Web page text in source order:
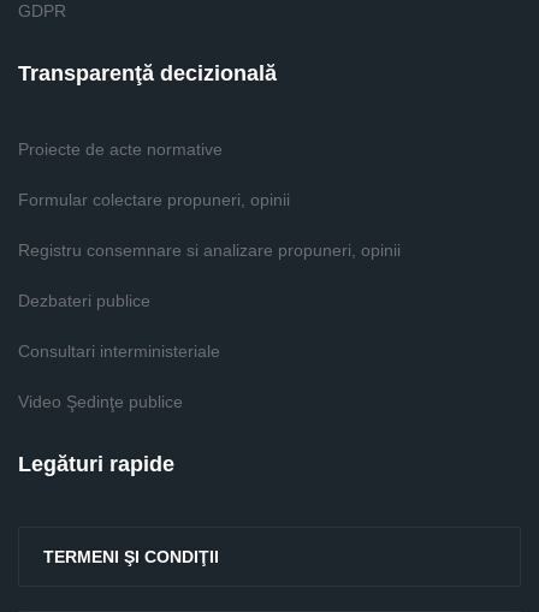
GDPR
Transparenţă decizională
Proiecte de acte normative
Formular colectare propuneri, opinii
Registru consemnare si analizare propuneri, opinii
Dezbateri publice
Consultari interministeriale
Video Şedinţe publice
Legături rapide
TERMENI ŞI CONDIŢII